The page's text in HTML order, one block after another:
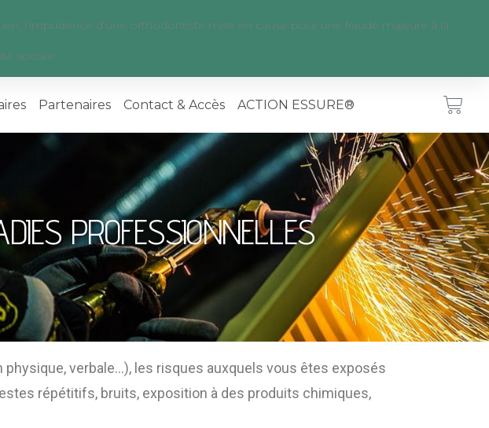
l’impudence d’une orthodontiste mise en cause pour une fraude majeure à la
sociale
Partenaires Contact & Accès ACTION ESSURE®
PROFESSIONNELLES
verbale…), les risques auxquels vous êtes exposés
répétitifs, bruits, exposition à des produits chimiques,